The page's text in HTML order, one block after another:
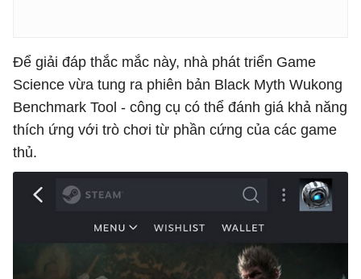
Để giải đáp thắc mắc này, nhà phát triển Game
Science vừa tung ra phiên bản Black Myth Wukong
Benchmark Tool - công cụ có thể đánh giá khả năng
thích ứng với trò chơi từ phần cứng của các game
thủ.